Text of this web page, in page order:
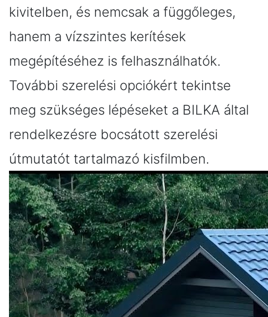
kivitelben, és nemcsak a függőleges,
hanem a vízszintes kerítések
megépítéséhez is felhasználhatók.
További szerelési opciókért tekintse
meg szükséges lépéseket a BILKA által
rendelkezésre bocsátott szerelési
útmutatót tartalmazó kisfilmben.